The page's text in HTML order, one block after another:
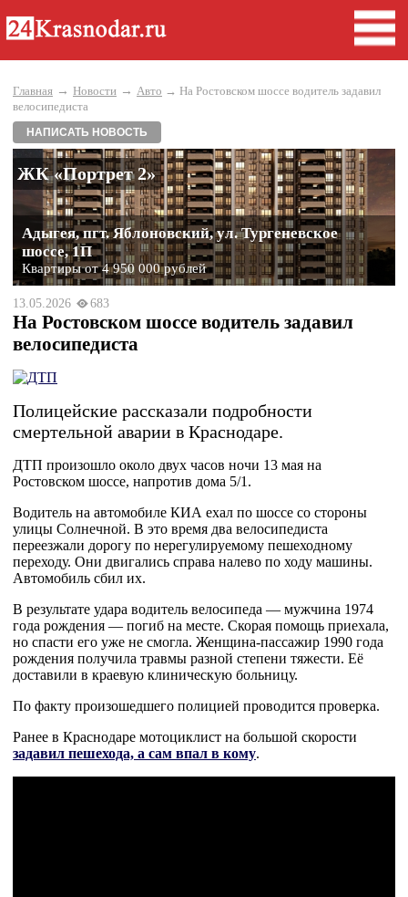
Главная → Новости → Авто → На Ростовском шоссе водитель задавил
велосипедиста
НАПИСАТЬ НОВОСТЬ
ЖК «Портрет 2»
Адыгея, пгт. Яблоновский, ул. Тургеневское
шоссе, 1П
Квартиры от 4 950 000 рублей
13.05.2026 683
На Ростовском шоссе водитель задавил
велосипедиста
Полицейские рассказали подробности
смертельной аварии в Краснодаре.
ДТП произошло около двух часов ночи 13 мая на
Ростовском шоссе, напротив дома 5/1.
Водитель на автомобиле КИА ехал по шоссе со стороны
улицы Солнечной. В это время два велосипедиста
переезжали дорогу по нерегулируемому пешеходному
переходу. Они двигались справа налево по ходу машины.
Автомобиль сбил их.
В результате удара водитель велосипеда — мужчина 1974
года рождения — погиб на месте. Скорая помощь приехала,
но спасти его уже не смогла. Женщина-пассажир 1990 года
рождения получила травмы разной степени тяжести. Её
доставили в краевую клиническую больницу.
По факту произошедшего полицией проводится проверка.
Ранее в Краснодаре мотоциклист на большой скорости
задавил пешехода, а сам впал в кому.